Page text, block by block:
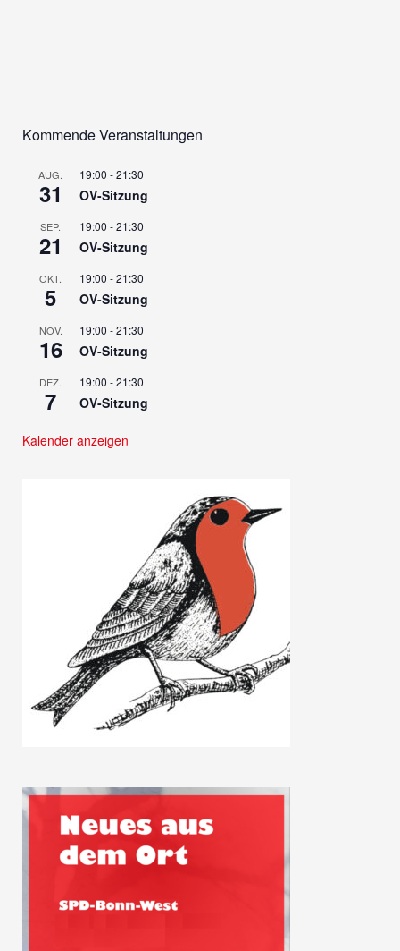
Kommende Veranstaltungen
AUG.
31
19:00 -21:30
OV-Sitzung
SEP.
21
19:00 -21:30
OV-Sitzung
OKT.
5
19:00 -21:30
OV-Sitzung
NOV.
16
19:00 -21:30
OV-Sitzung
DEZ.
7
19:00 -21:30
OV-Sitzung
Kalender anzeigen